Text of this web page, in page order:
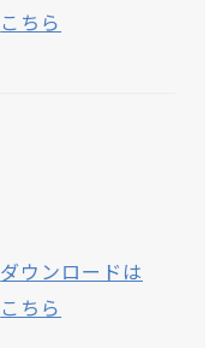
こちら
ダウンロードは
こちら